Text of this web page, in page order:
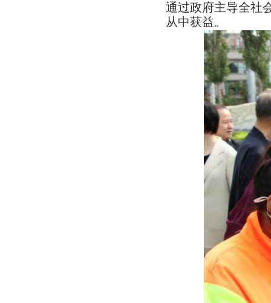
通过政府主导全社
从中获益。